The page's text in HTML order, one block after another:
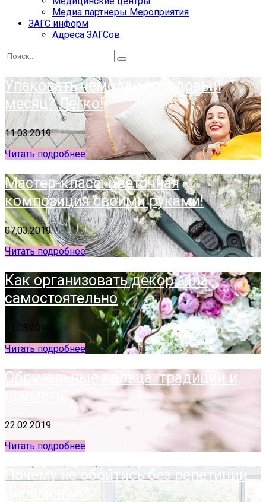
Медиа партнеры Мероприятия
ЗАГС информ
Адреса ЗАГСов
Упаковать чемодан в медовый
месяц? Легко!
11.03.2019
Читать подробнее
Мастер-класс: цветочная
композиция своими руками!
07.03.2019
Читать подробнее
Как организовать декор зала
самостоятельно
01.03.2019
Читать подробнее
Обручальные кольца: традиции и
приметы
22.02.2019
Читать подробнее
Почему не обойтись без репетиции
церемонии?